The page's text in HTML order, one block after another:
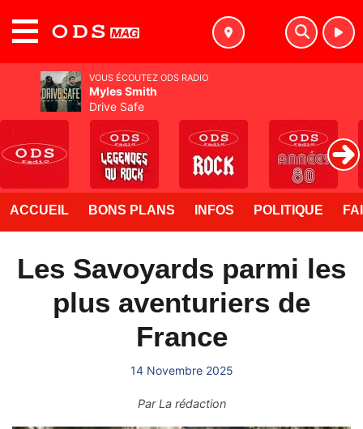
ACCUEIL BONS PLANS INFOS POLITIQUE
Les Savoyards parmi les
plus aventuriers de
France
14 Novembre 2025
ParLa rédaction
VOUS ÉCOUTEZ ODS RADIO
Myles Smith
Drive Safe